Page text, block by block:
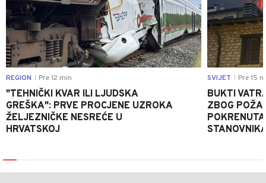
REGION Pre 12 min
"TEHNIČKI KVAR ILI LJUDSKA
GREŠKA": PRVE PROCJENE UZROKA
ŽELJEZNIČKE NESREĆE U
HRVATSKOJ
SVIJET Pre 15
BUKTI
ZBOG